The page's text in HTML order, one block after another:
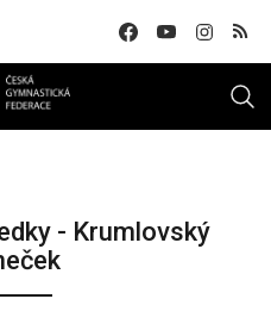
- Krumlovský